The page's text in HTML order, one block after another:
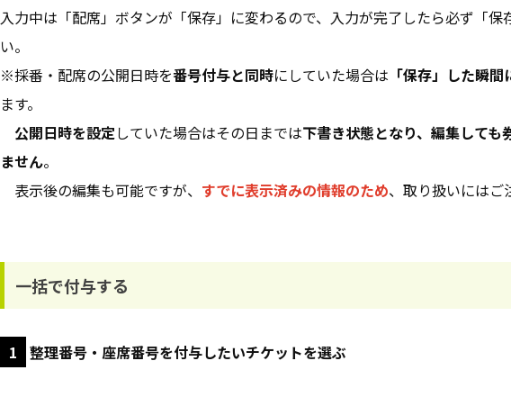
入力中は「配席」ボタンが「保存」に変わるので、入力が完了したら必ず「保
い。
※採番・配席の公開日時を番号付与と同時にしていた場合は 「保存」した瞬
ます。
公開日時を設定していた場合はその日までは下書き状態となり、編集しても
ません。
表示後の編集も可能ですが、 すでに表示済みの情報のため、取り扱いにはご
一括で付与する
1 整理番号・座席番号を付与したいチケットを選ぶ